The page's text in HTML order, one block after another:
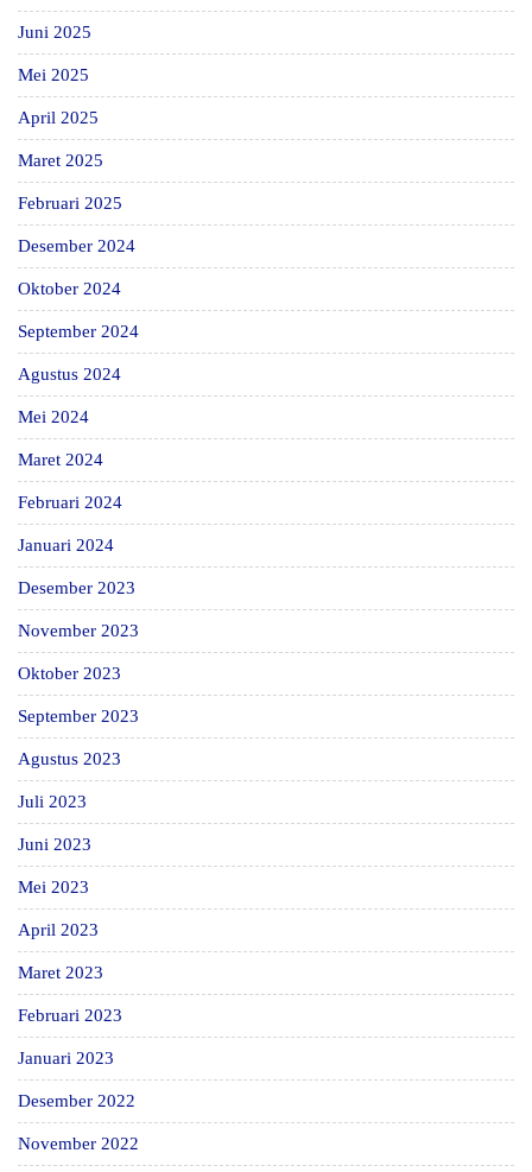
Juni 2025
Mei 2025
April 2025
Maret 2025
Februari 2025
Desember 2024
Oktober 2024
September 2024
Agustus 2024
Mei 2024
Maret 2024
Februari 2024
Januari 2024
Desember 2023
November 2023
Oktober 2023
September 2023
Agustus 2023
Juli 2023
Juni 2023
Mei 2023
April 2023
Maret 2023
Februari 2023
Januari 2023
Desember 2022
November 2022